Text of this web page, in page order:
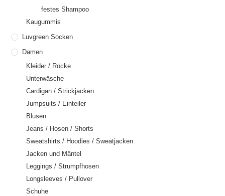
festes Shampoo
Kaugummis
Luvgreen Socken
Damen
Kleider / Röcke
Unterwäsche
Cardigan / Strickjacken
Jumpsuits / Einteiler
Blusen
Jeans / Hosen / Shorts
Sweatshirts / Hoodies / Sweatjacken
Jacken und Mäntel
Leggings / Strumpfhosen
Longsleeves / Pullover
Schuhe